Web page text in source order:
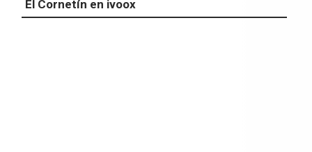
El Cornetín en ivoox